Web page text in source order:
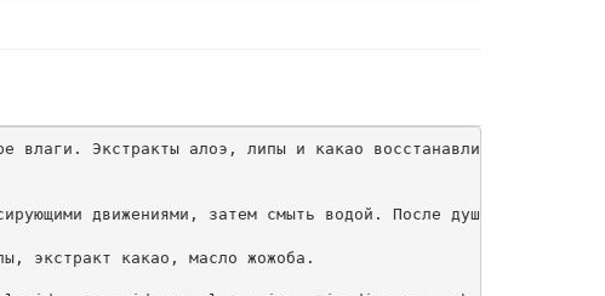
влаги. Экстракты алоэ, липы и какао восстанавливают и
движениями, затем смыть водой. После душа
экстракт какао, масло жожоба.